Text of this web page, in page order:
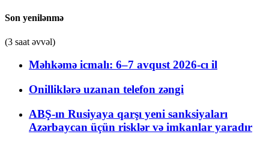
Son yenilənmə
(3 saat əvvəl)
Məhkəmə icmalı: 6–7 avqust 2026-cı il
Onilliklərə uzanan telefon zəngi
ABŞ-ın Rusiyaya qarşı yeni sanksiyaları
Azərbaycan üçün risklər və imkanlar yaradır